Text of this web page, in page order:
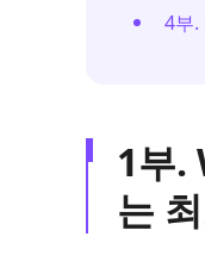
4부.
1부.
는